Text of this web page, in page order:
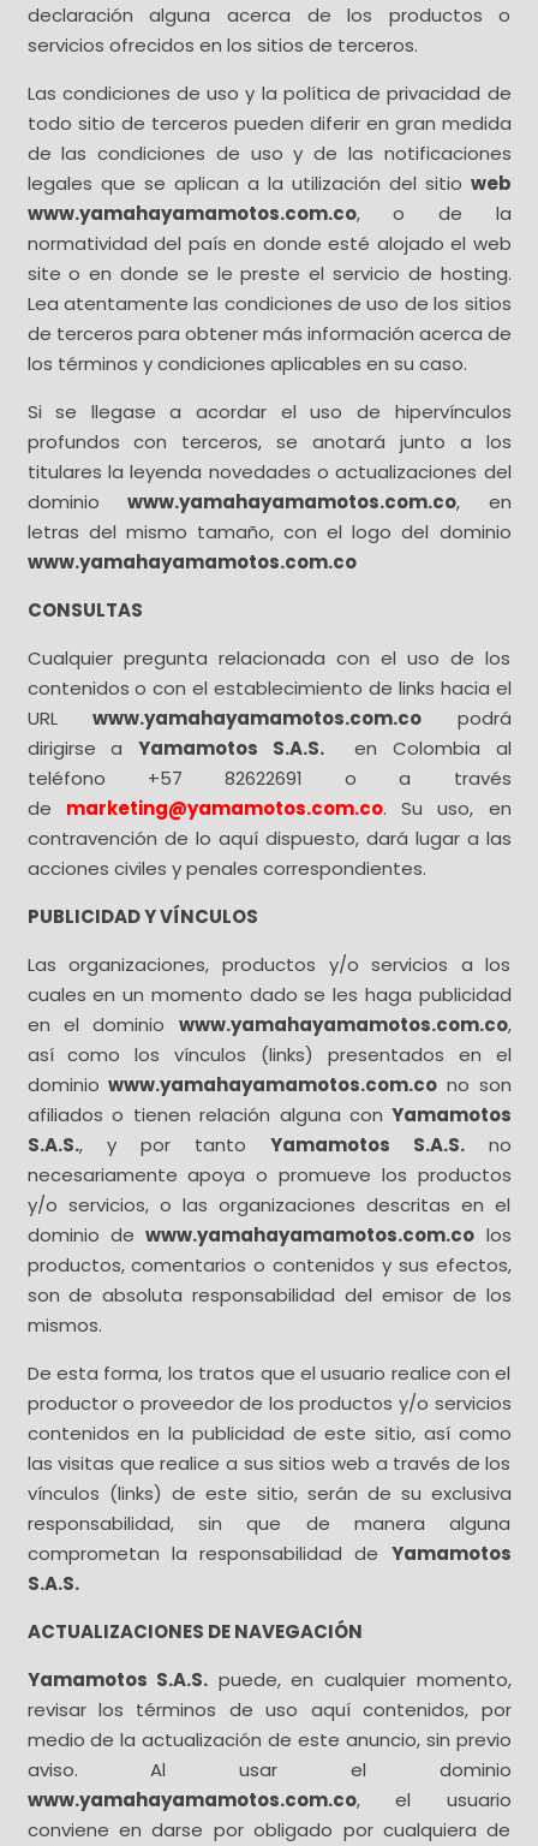
declaración alguna acerca de los productos o
servicios ofrecidos en los sitios de terceros.
Las condiciones de uso y la política de privacidad de
todo sitio de terceros pueden diferir en gran medida
de las condiciones de uso y de las notificaciones
legales que se aplican a la utilización del sitio web
www.yamahayamamotos.com.co, o de la
normatividad del país en donde esté alojado el web
site o en donde se le preste el servicio de hosting.
Lea atentamente las condiciones de uso de los sitios
de terceros para obtener más información acerca de
los términos y condiciones aplicables en su caso.
Si se llegase a acordar el uso de hipervínculos
profundos con terceros, se anotará junto a los
titulares la leyenda novedades o actualizaciones del
dominio www.yamahayamamotos.com.co, en
letras del mismo tamaño, con el logo del dominio
www.yamahayamamotos.com.co
CONSULTAS
Cualquier pregunta relacionada con el uso de los
contenidos o con el establecimiento de links hacia el
URL www.yamahayamamotos.com.co podrá
dirigirse a Yamamotos S.A.S.en Colombia al
teléfono +57 82622691 o a través
de marketing@yamamotos.com.co. Su uso, en
contravención de lo aquí dispuesto, dará lugar a las
acciones civiles y penales correspondientes.
PUBLICIDAD Y VÍNCULOS
Las organizaciones, productos y/o servicios a los
cuales en un momento dado se les haga publicidad
en el dominio www.yamahayamamotos.com.co,
así como los vínculos (links) presentados en el
dominiowww.yamahayamamotos.com.co no son
afiliados o tienen relación alguna con Yamamotos
S.A.S., y por tanto Yamamotos S.A.S.no
necesariamente apoya o promueve los productos
y/o servicios, o las organizaciones descritas en el
dominio dewww.yamahayamamotos.com.co los
productos, comentarios o contenidos y sus efectos,
son de absoluta responsabilidad del emisor de los
mismos.
De esta forma, los tratos que el usuario realice con el
productor o proveedor de los productos y/o servicios
contenidos en la publicidad de este sitio, así como
las visitas que realice a sus sitios web a través de los
vínculos (links) de este sitio, serán de su exclusiva
responsabilidad, sin que de manera alguna
comprometan la responsabilidad de Yamamotos
S.A.S.
ACTUALIZACIONES DE NAVEGACIÓN
Yamamotos S.A.S. puede, en cualquier momento,
revisar los términos de uso aquí contenidos, por
medio de la actualización de este anuncio, sin previo
aviso. Al usar el dominio
www.yamahayamamotos.com.co, el usuario
conviene en darse por obligado por cualquiera de